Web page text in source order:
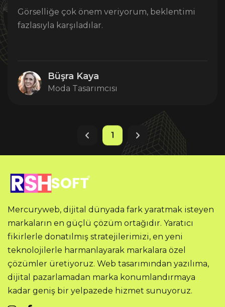
Görselliğe çok önem veriyorum, beklentimi
fazlasıyla karşıladılar.
Büşra Kaya
Moda Tasarımcısı
1
Mercuryweb, dijital dünyada fark yaratmak isteyen
markaların en güçlü çözüm ortağıdır. Yaratıcı
fikirlerle donatılmış stratejilerimizi, en yeni
teknolojilerle harmanlayarak markalara özel
çözümler üretiyoruz. Web tasarımından yazılıma,
dijital pazarlamadan marka konumlandırmaya
kadar geniş bir yelpazede hizmet sunuyoruz.